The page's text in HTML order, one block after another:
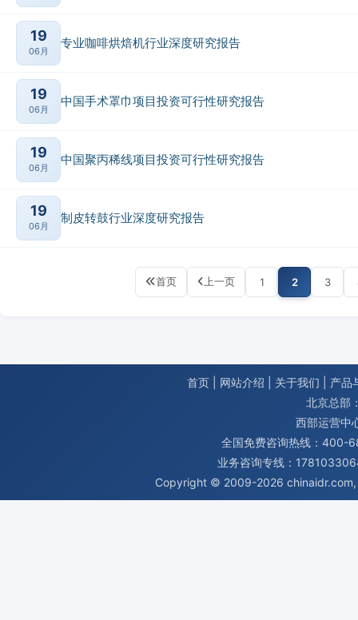
19
06月
专业咖啡烘焙机行业深度研究报告
19
06月
中国手术罩巾项目投资可行性研究报告
19
06月
中国聚丙稀线项目投资可行性研究报告
19
06月
制皮转鼓行业深度研究报告
首页 上一页 1 2 3
首页 网站介绍 关于我们
产品
北京总部
西部运营中
全国免费咨询热线：400-
业务咨询专线：
Copyright © 2009-2026 chinaidr.com